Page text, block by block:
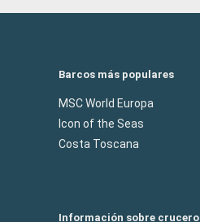
Barcos más populares
MSC World Europa
Icon of the Seas
Costa Toscana
Información sobre crucero